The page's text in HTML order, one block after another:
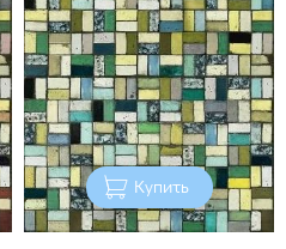
Купить